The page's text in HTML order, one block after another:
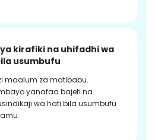
kirafiki na uhifadhi wa
usumbufu
maalum za matibabu.
yanafaa bajeti na
wa hati bila usumbufu